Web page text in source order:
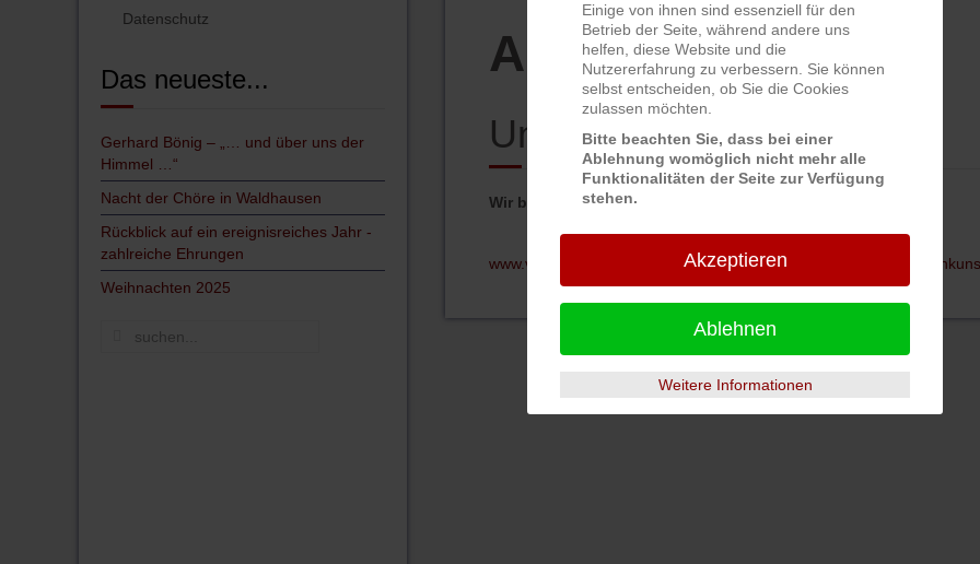
Datenschutz
Das neueste...
Gerhard Bönig – „… und über uns der
Himmel …“
Nacht der Chöre in Waldhausen
Rückblick auf ein ereignisreiches Jahr -
zahlreiche Ehrungen
Weihnachten 2025
Aktuelles
Unterstützen Sie uns...
Wir brauchen die Mithilfe von vielen - viele schaffen das!
www.volksbank-franken.viele-schaffen-mehr.de/ein-platz-fuer-
Einige von ihnen sind essenziell für den
Betrieb der Seite, während andere uns
helfen, diese Website und die
Nutzererfahrung zu verbessern. Sie können
selbst entscheiden, ob Sie die Cookies
zulassen möchten.
Bitte beachten Sie, dass bei einer
Ablehnung womöglich nicht mehr alle
Funktionalitäten der Seite zur Verfügung
stehen.
Akzeptieren
Ablehnen
Weitere Informationen